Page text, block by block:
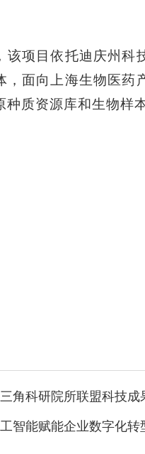
该项目依托迪庆州科
，面向上海生物医药
种质资源库和生物样
角科研院所联盟科技
智能赋能企业数字化